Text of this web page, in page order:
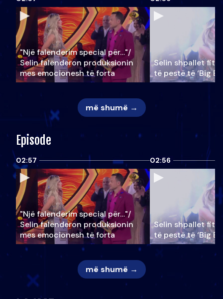
"Një falenderim special për…"/
Selin falënderon produksionin
mes emocionesh të forta
Selin shpallet
të pestë të ‘Big
më shumë →
Episode
02:57
"Një falenderim special për…"/
Selin falënderon produksionin
mes emocionesh të forta
02:56
Selin shpallet
të pestë të ‘Big
më shumë →